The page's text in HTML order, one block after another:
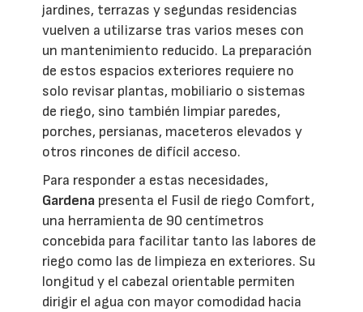
jardines, terrazas y segundas residencias
vuelven a utilizarse tras varios meses con
un mantenimiento reducido. La preparación
de estos espacios exteriores requiere no
solo revisar plantas, mobiliario o sistemas
de riego, sino también limpiar paredes,
porches, persianas, maceteros elevados y
otros rincones de difícil acceso.
Para responder a estas necesidades,
Gardena presenta el Fusil de riego Comfort,
una herramienta de 90 centímetros
concebida para facilitar tanto las labores de
riego como las de limpieza en exteriores. Su
longitud y el cabezal orientable permiten
dirigir el agua con mayor comodidad hacia